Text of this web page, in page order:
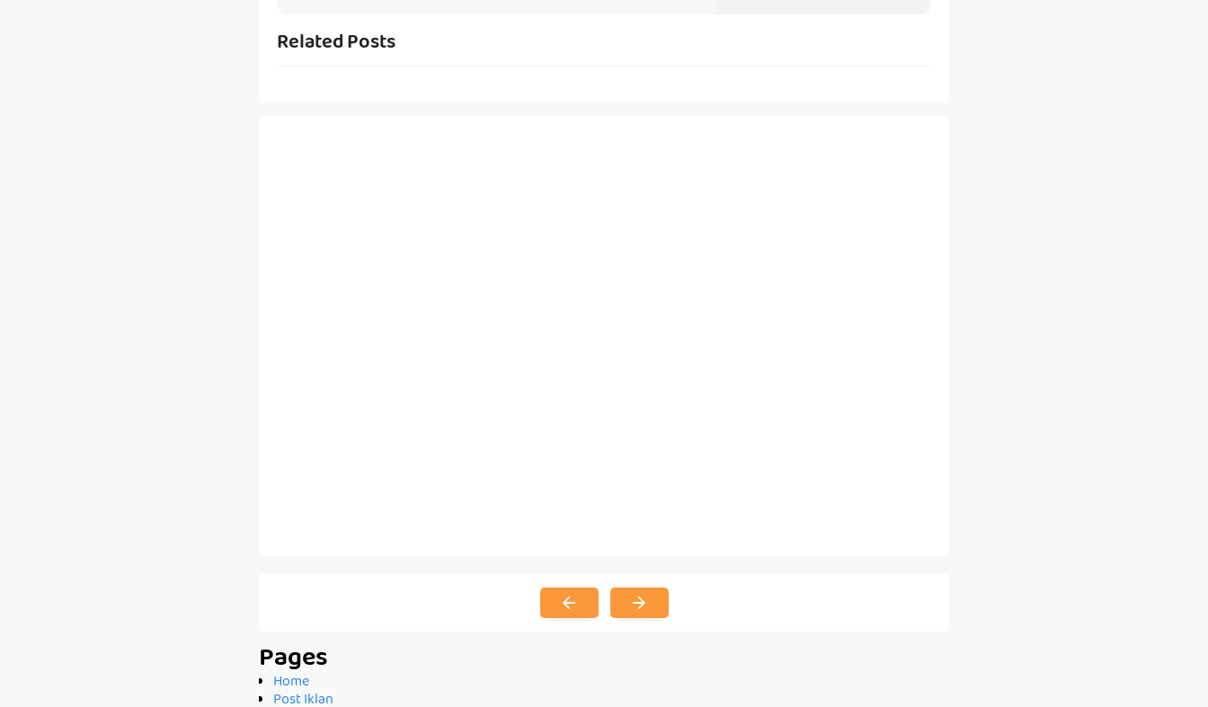
Related Posts
Pages
Home
Post Iklan